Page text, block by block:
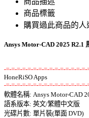
商品標籤
購買過此商品的人
Ansys Motor-CAD 2025 R2.1
-=-=-=-=-=-=-=-=-=-=-=-=-=-=-
-=-=-=-=-=-=-=-=-=-=-=-=-=-=-
軟體名稱: Ansys Motor-CAD
語系版本: 英文/繁體中文版
光碟片數: 單片裝(單面 DVD)